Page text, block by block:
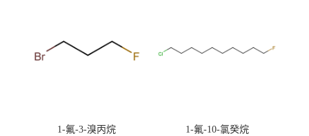
1-氟-3-溴丙烷 1-氟-10-氯癸烷